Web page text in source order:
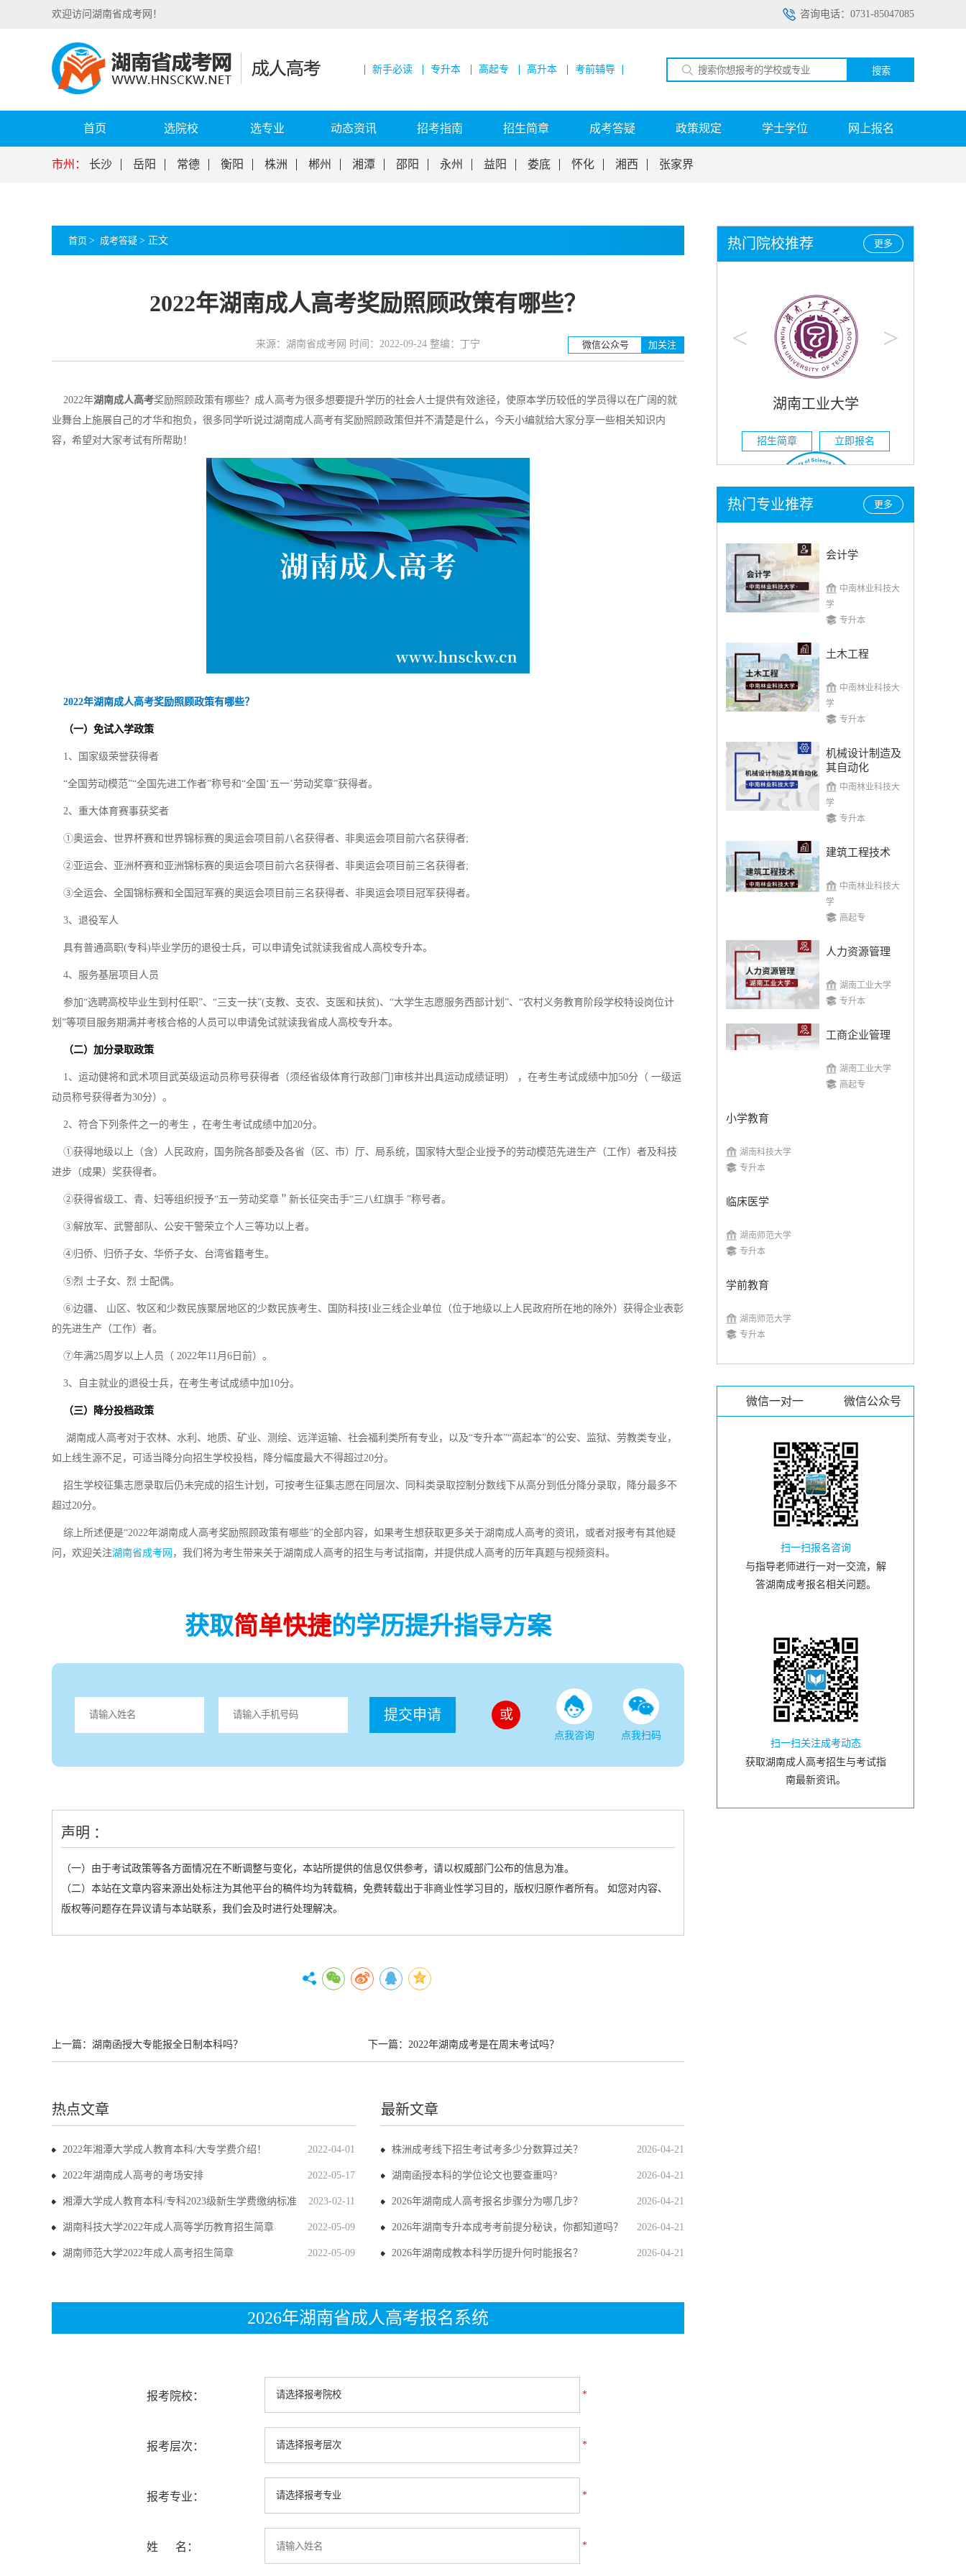
咨询电话：0731-85047085
欢迎访问湖南省成考网！
新手必读 专升本 高起专 高升本 考前辅导 搜索
首页 选院校 选专业 动态资讯 招考指南 招生简章 成考答疑 政策规定 学士学位 网上报名
市州： 长沙 岳阳 常德 衡阳 株洲 郴州 湘潭 邵阳 永州 益阳 娄底 怀化 湘西 张家界
首页 > 成考答疑 > 正文
2022年湖南成人高考奖励照顾政策有哪些？
来源：湖南省成考网 时间：2022-09-24 整编：丁宁 微信公众号 加关注
2022年湖南成人高考奖励照顾政策有哪些？成人高考为很多想要提升学历的社会人士提供有效途径，使原本学历较低的学员得以在广阔的就
业舞台上施展自己的才华和抱负，很多同学听说过湖南成人高考有奖励照顾政策但并不清楚是什么，今天小编就给大家分享一些相关知识内
容，希望对大家考试有所帮助！
2022年湖南成人高考奖励照顾政策有哪些？
（一）免试入学政策
1、国家级荣誉获得者
“全国劳动模范”“全国先进工作者”称号和“全国‘五一’劳动奖章”获得者。
2、重大体育赛事获奖者
①奥运会、世界杯赛和世界锦标赛的奥运会项目前八名获得者、非奥运会项目前六名获得者;
②亚运会、亚洲杯赛和亚洲锦标赛的奥运会项目前六名获得者、非奥运会项目前三名获得者;
③全运会、全国锦标赛和全国冠军赛的奥运会项目前三名获得者、非奥运会项目冠军获得者。
3、退役军人
具有普通高职(专科)毕业学历的退役士兵，可以申请免试就读我省成人高校专升本。
4、服务基层项目人员
参加“选聘高校毕业生到村任职”、“三支一扶”(支教、支农、支医和扶贫)、“大学生志愿服务西部计划”、“农村义务教育阶段学校特设岗位计
划”等项目服务期满并考核合格的人员可以申请免试就读我省成人高校专升本。
（二）加分录取政策
1、运动健将和武术项目武英级运动员称号获得者（须经省级体育行政部门]审核并出具运动成绩证明） ，在考生考试成绩中加50分（ 一级运
动员称号获得者为30分）。
2、符合下列条件之一的考生 ，在考生考试成绩中加20分。
①获得地级以上（含）人民政府，国务院各部委及各省（区、市）厅、局系统，国家特大型企业授予的劳动模范先进生产（工作）者及科技
进步（成果）奖获得者。
②获得省级工、青、妇等组织授予“五一劳动奖章＂新长征突击手“三八红旗手 ”称号者。
③解放军、武警部队、公安干警荣立个人三等功以上者。
④归侨、归侨子女、华侨子女、台湾省籍考生。
⑤烈 士子女、烈 士配偶。
⑥边疆、 山区、牧区和少数民族聚居地区的少数民族考生、国防科技I业三线企业单位（位于地级以上人民政府所在地的除外）获得企业表彰
的先进生产（工作）者。
⑦年满25周岁以上人员（ 2022年11月6日前）。
3、自主就业的退役士兵，在考生考试成绩中加10分。
（三）降分投档政策
湖南成人高考对于农林、水利、地质、矿业、测绘、远洋运输、社会福利类所有专业，以及“专升本”“高起本”的公安、监狱、劳教类专业，
如上线生源不足，可适当降分向招生学校投档，降分幅度最大不得超过20分。
招生学校征集志愿录取后仍未完成的招生计划，可按考生征集志愿在同层次、同科类录取控制分数线下从高分到低分降分录取，降分最多不
超过20分。
综上所述便是“2022年湖南成人高考奖励照顾政策有哪些”的全部内容，如果考生想获取更多关于湖南成人高考的资讯，或者对报考有其他疑
问，欢迎关注湖南省成考网 ，我们将为考生带来关于湖南成人高考的招生与考试指南，并提供成人高考的历年真题与视频资料。
获取简单快捷的学历提升指导方案
提交申请 或
点我咨询 点我扫码
声明 ：
（一）由于考试政策等各方面情况在不断调整与变化，本站所提供的信息仅供参考，请以权威部门公布的信息为准。
（二）本站在文章内容来源出处标注为其他平台的稿件均为转载稿，免费转载出于非商业性学习目的，版权归原作者所有。 如您对内容、
版权等问题存在异议请与本站联系，我们会及时进行处理解决。
上一篇： 湖南函授大专能报全日制本科吗？ 下一篇： 2022年湖南成考是在周末考试吗？
热点文章
2022-04-01
2022年湘潭大学成人教育本科/大专学费介绍！
2022-05-17
2022年湖南成人高考的考场安排
2023-02-11
湘潭大学成人教育本科/专科2023级新生学费缴纳标准
2022-05-09
湖南科技大学2022年成人高等学历教育招生简章
2022-05-09
湖南师范大学2022年成人高考招生简章
最新文章
2026-04-21
株洲成考线下招生考试考多少分数算过关？
2026-04-21
湖南函授本科的学位论文也要查重吗?
2026-04-21
2026年湖南成人高考报名步骤分为哪几步？
2026-04-21
2026年湖南专升本成考考前提分秘诀，你都知道吗？
2026-04-21
2026年湖南成教本科学历提升何时能报名？
2026年湖南省成人高考报名系统
报考院校： *
报考层次： *
报考专业： *
姓 名： *
更多
热门院校推荐
< >
湖南工业大学
招生简章 立即报名
湖南科技大学
招生简章
湖南农业大学
招生简章 立即报名
中南林业科技大学
立即报名
湖南师范大学
立即报名
招生简章
更多
热门专业推荐
会计学
中南林业科技大
学
专升本
土木工程
中南林业科技大
学
专升本
机械设计制造及
其自动化
中南林业科技大
学
专升本
建筑工程技术
中南林业科技大
学
高起专
人力资源管理
湖南工业大学
专升本
工商企业管理
湖南工业大学
高起专
临床医学
湖南师范大学
专升本
学前教育
湖南师范大学
专升本
微信一对一 微信公众号
扫一扫报名咨询
与指导老师进行一对一交流，解
答湖南成考报名相关问题。
扫一扫关注成考动态
获取湖南成人高考招生与考试指
南最新资讯。